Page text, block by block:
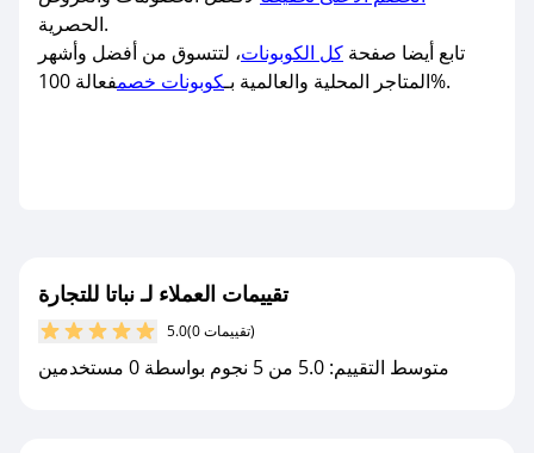
الحصرية.
تابع أيضا صفحة كل الكوبونات، لتتسوق من أفضل وأشهر
المتاجر المحلية والعالمية بـكوبونات خصم فعالة 100%.
تقييمات العملاء لـ نباتا للتجارة
5.0 (0 تقييمات)
متوسط التقييم: 5.0 من 5 نجوم بواسطة 0 مستخدمين